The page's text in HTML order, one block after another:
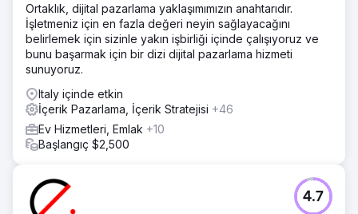
Ortaklık, dijital pazarlama yaklaşımımızın anahtarıdır.
İşletmeniz için en fazla değeri neyin sağlayacağını
belirlemek için sizinle yakın işbirliği içinde çalışıyoruz ve
bunu başarmak için bir dizi dijital pazarlama hizmeti
sunuyoruz.
Italy içinde etkin
İçerik Pazarlama, İçerik Stratejisi +46
Ev Hizmetleri, Emlak +10
Başlangıç $2,500
4.7